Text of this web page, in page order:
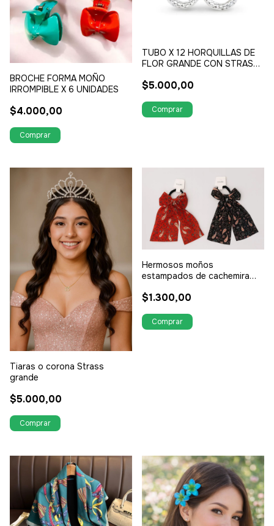
BROCHE FORMA MOÑO
IRROMPIBLE X 6 UNIDADES
$4.000,00
TUBO X 12 HORQUILLAS DE
FLOR GRANDE CON STRASS
$5.000,00
Tiaras o corona Strass
grande
$5.000,00
Hermosos moños
estampados de cachemira
$1.300,00